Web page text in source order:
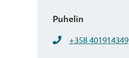
Puhelin
+358 401914349